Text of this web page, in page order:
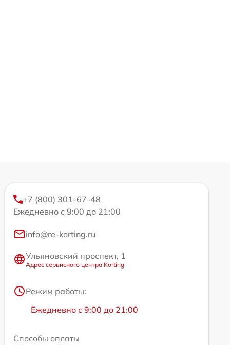
+7 (800) 301-67-48
Ежедневно с 9:00 до 21:00
info@re-korting.ru
Ульяновский проспект, 1
Адрес сервисного центра Korting
Режим работы:
Ежедневно с 9:00 до 21:00
Способы оплаты